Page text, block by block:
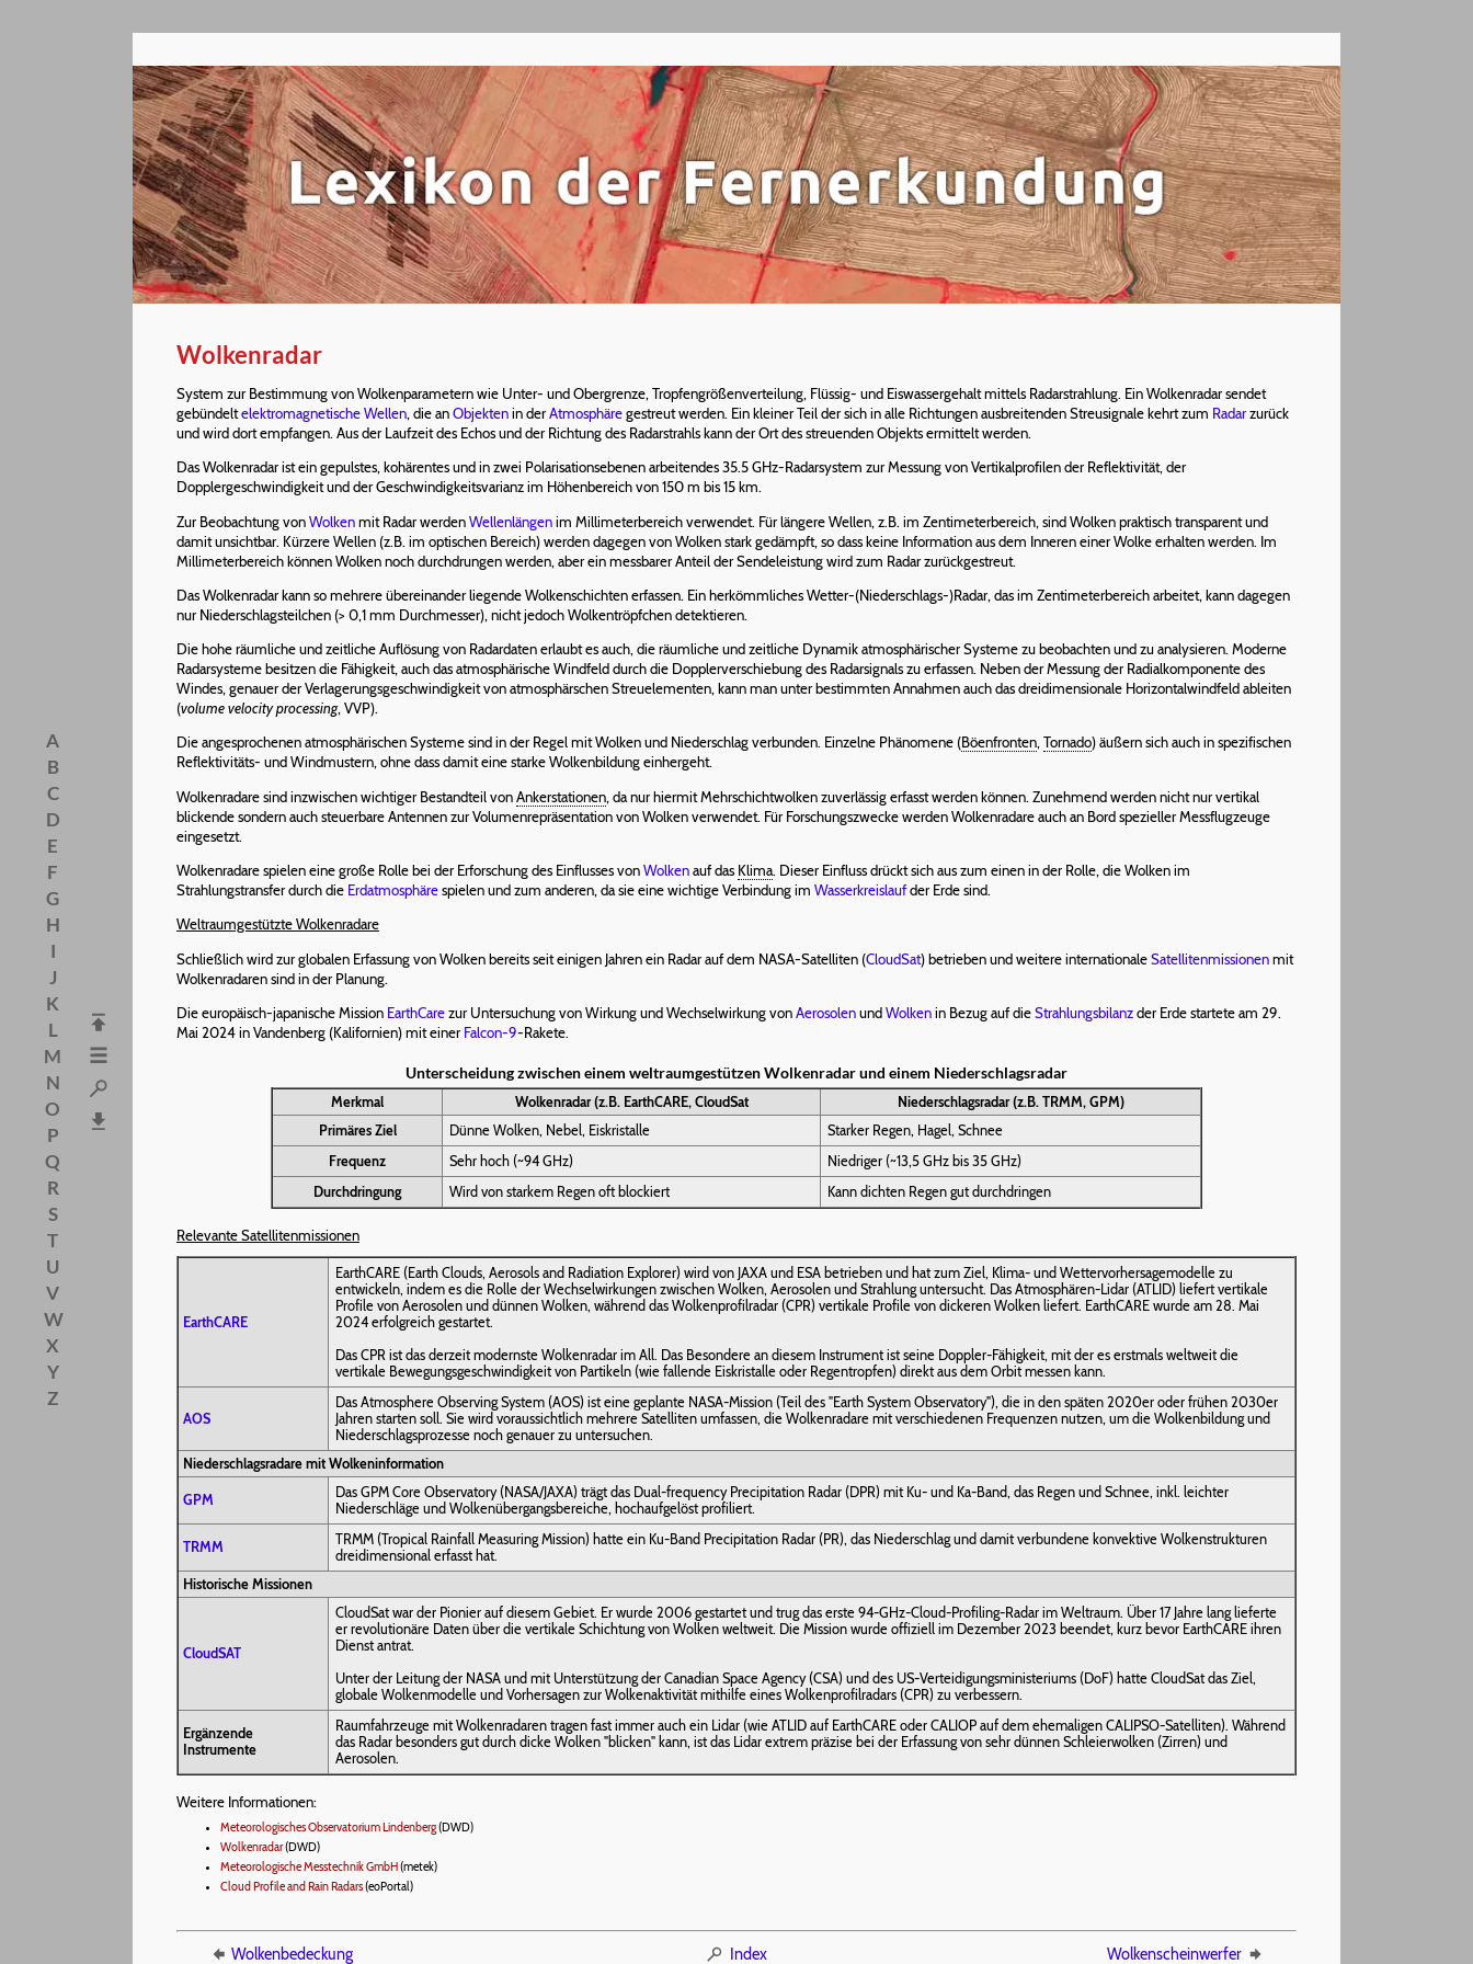
A
B
C
D
E
F
G
H
I
J
K
L
M
N
O
P
Q
R
S
T
U
V
W
X
Y
Z
Wolkenradar
System zur Bestimmung von Wolkenparametern wie Unter- und Obergrenze, Tropfengrößenverteilung, Flüssig- und Eiswassergehalt mittels Radarstrahlung. Ein Wolkenradar sendet
gebündeltelektromagnetische Wellen, die anObjektenin derAtmosphäregestreut werden. Ein kleiner Teil der sich in alle Richtungen ausbreitenden Streusignale kehrt zum Radarzurück
und wird dort empfangen. Aus der Laufzeit des Echos und der Richtung des Radarstrahls kann der Ort des streuenden Objekts ermittelt werden.
Das Wolkenradar ist ein gepulstes, kohärentes und in zwei Polarisationsebenen arbeitendes 35.5 GHz-Radarsystem zur Messung von Vertikalprofilen der Reflektivität, der
Dopplergeschwindigkeit und der Geschwindigkeitsvarianz im Höhenbereich von 150 m bis 15 km.
Zur Beobachtung vonWolkenmit Radar werdenWellenlängenim Millimeterbereich verwendet. Für längere Wellen, z.B. im Zentimeterbereich, sind Wolken praktisch transparent und
damit unsichtbar. Kürzere Wellen (z.B. im optischen Bereich) werden dagegen von Wolken stark gedämpft, so dass keine Information aus dem Inneren einer Wolke erhalten werden. Im
Millimeterbereich können Wolken noch durchdrungen werden, aber ein messbarer Anteil der Sendeleistung wird zum Radar zurückgestreut.
Das Wolkenradar kann so mehrere übereinander liegende Wolkenschichten erfassen. Ein herkömmliches Wetter-(Niederschlags-)Radar, das im Zentimeterbereich arbeitet, kann dagegen
nur Niederschlagsteilchen (> 0,1 mm Durchmesser), nicht jedoch Wolkentröpfchen detektieren.
Die hohe räumliche und zeitliche Auflösung von Radardaten erlaubt es auch, die räumliche und zeitliche Dynamik atmosphärischer Systeme zu beobachten und zu analysieren. Moderne
Radarsysteme besitzen die Fähigkeit, auch das atmosphärische Windfeld durch die Dopplerverschiebung des Radarsignals zu erfassen. Neben der Messung der Radialkomponente des
Windes, genauer der Verlagerungsgeschwindigkeit von atmosphärschen Streuelementen, kann man unter bestimmten Annahmen auch das dreidimensionale Horizontalwindfeld ableiten
(volume velocity processing, VVP).
Die angesprochenen atmosphärischen Systeme sind in der Regel mit Wolken und Niederschlag verbunden. Einzelne Phänomene (Böenfronten,Tornado) äußern sich auch in spezifischen
Reflektivitäts- und Windmustern, ohne dass damit eine starke Wolkenbildung einhergeht.
Wolkenradare sind inzwischen wichtiger Bestandteil vonAnkerstationen, da nur hiermit Mehrschichtwolken zuverlässig erfasst werden können. Zunehmend werden nicht nur vertikal
blickende sondern auch steuerbare Antennen zur Volumenrepräsentation von Wolken verwendet. Für Forschungszwecke werden Wolkenradare auch an Bord spezieller Messflugzeuge
eingesetzt.
Wolkenradare spielen eine große Rolle bei der Erforschung des Einflusses vonWolkenauf das Klima. Dieser Einfluss drückt sich aus zum einen in der Rolle, die Wolken im
Strahlungstransfer durch die Erdatmosphärespielen und zum anderen, da sie eine wichtige Verbindung im Wasserkreislaufder Erde sind.
Weltraumgestützte Wolkenradare
Schließlich wird zur globalen Erfassung von Wolken bereits seit einigen Jahren ein Radar auf dem NASA-Satelliten (CloudSat) betrieben und weitere internationaleSatellitenmissionenmit
Wolkenradaren sind in der Planung.
Die europäisch-japanische Mission EarthCarezur Untersuchung von Wirkung und Wechselwirkung vonAerosolenundWolkenin Bezug auf dieStrahlungsbilanzder Erde startete am 29.
Mai 2024 in Vandenberg (Kalifornien) mit einerFalcon-9-Rakete.
Unterscheidung zwischen einem weltraumgestützen Wolkenradar und einem Niederschlagsradar
Merkmal Wolkenradar (z.B. EarthCARE, CloudSat
Niederschlagsradar (z.B. TRMM, GPM)
Primäres Ziel
Dünne Wolken, Nebel, Eiskristalle
Starker Regen, Hagel, Schnee
Frequenz
Sehr hoch (~94 GHz)
Niedriger (~13,5 GHz bis 35 GHz)
Durchdringung
Wird von starkem Regen oft blockiert Kann dichten Regen gut durchdringen
Relevante Satellitenmissionen
EarthCARE
EarthCARE (Earth Clouds, Aerosols and Radiation Explorer) wird von JAXA und ESA betrieben und hat zum Ziel, Klima- und Wettervorhersagemodelle zu
entwickeln, indem es die Rolle der Wechselwirkungen zwischen Wolken, Aerosolen und Strahlung untersucht. Das Atmosphären-Lidar (ATLID) liefert vertikale
Profile von Aerosolen und dünnen Wolken, während das Wolkenprofilradar (CPR) vertikale Profile von dickeren Wolken liefert. EarthCARE wurde am 28. Mai
2024 erfolgreich gestartet.
Das CPR ist das derzeit modernste Wolkenradar im All. Das Besondere an diesem Instrument ist seine Doppler-Fähigkeit, mit der es erstmals weltweit die
vertikale Bewegungsgeschwindigkeit von Partikeln (wie fallende Eiskristalle oder Regentropfen) direkt aus dem Orbit messen kann.
AOS
Das Atmosphere Observing System (AOS) ist eine geplante NASA-Mission (Teil des "Earth System Observatory"), die in den späten 2020er oder frühen 2030er
Jahren starten soll. Sie wird voraussichtlich mehrere Satelliten umfassen, die Wolkenradare mit verschiedenen Frequenzen nutzen, um die Wolkenbildung und
Niederschlagsprozesse noch genauer zu untersuchen.
Niederschlagsradare mit Wolkeninformation
GPM
Das GPM Core Observatory (NASA/JAXA) trägt das Dual-frequency Precipitation Radar (DPR) mit Ku- und Ka-Band, das Regen und Schnee, inkl. leichter
Niederschläge und Wolkenübergangsbereiche, hochaufgelöst profiliert.
TRMM
TRMM (Tropical Rainfall Measuring Mission) hatte ein Ku-Band Precipitation Radar (PR), das Niederschlag und damit verbundene konvektive Wolkenstrukturen
dreidimensional erfasst hat.
Historische Missionen
CloudSAT
CloudSat war der Pionier auf diesem Gebiet. Er wurde 2006 gestartet und trug das erste 94-GHz-Cloud-Profiling-Radar im Weltraum. Über 17 Jahre lang lieferte
er revolutionäre Daten über die vertikale Schichtung von Wolken weltweit. Die Mission wurde offiziell im Dezember 2023 beendet, kurz bevor EarthCARE ihren
Dienst antrat.
Unter der Leitung der NASA und mit Unterstützung der Canadian Space Agency (CSA) und des US-Verteidigungsministeriums (DoF) hatte CloudSat das Ziel,
globale Wolkenmodelle und Vorhersagen zur Wolkenaktivität mithilfe eines Wolkenprofilradars (CPR) zu verbessern.
Ergänzende
Instrumente
Raumfahrzeuge mit Wolkenradaren tragen fast immer auch ein Lidar (wie ATLID auf EarthCARE oder CALIOP auf dem ehemaligen CALIPSO-Satelliten). Während
das Radar besonders gut durch dicke Wolken "blicken" kann, ist das Lidar extrem präzise bei der Erfassung von sehr dünnen Schleierwolken (Zirren) und
Aerosolen.
Weitere Informationen:
Meteorologisches Observatorium Lindenberg(DWD)
Wolkenradar(DWD)
Meteorologische Messtechnik GmbH (metek)
Cloud Profile and Rain Radars(eoPortal)
Wolkenbedeckung Index Wolkenscheinwerfer